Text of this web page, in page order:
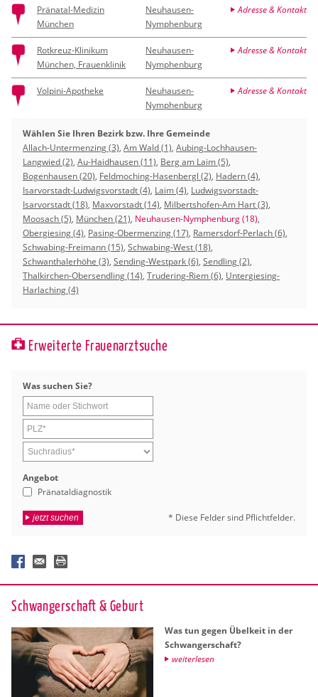
Pränatal-Medizin
München
Neuhausen-
Nymphenburg
Adresse & Kontakt
Rotkreuz-Klinikum
München, Frauenklinik
Neuhausen-
Nymphenburg
Adresse & Kontakt
Volpini-Apotheke
Neuhausen-
Nymphenburg
Adresse & Kontakt
Wählen Sie Ihren Bezirk bzw. Ihre Gemeinde
Allach-Untermenzing (3), Am Wald (1), Aubing-Lochhausen-
Langwied (2), Au-Haidhausen (11), Berg am Laim (5),
Bogenhausen (20), Feldmoching-Hasenbergl (2), Hadern (4),
Isarvorstadt-Ludwigsvorstadt (4), Laim (4), Ludwigsvorstadt-
Isarvorstadt (18), Maxvorstadt (14), Milbertshofen-Am Hart (3),
Moosach (5), München (21), Neuhausen-Nymphenburg (18),
Obergiesing (4), Pasing-Obermenzing (17), Ramersdorf-Perlach (6),
Schwabing-Freimann (15), Schwabing-West (18),
Schwanthalerhöhe (3), Sending-Westpark (6), Sendling (2),
Thalkirchen-Obersendling (14), Trudering-Riem (6), Untergiesing-
Harlaching (4)
Erweiterte Frauenarztsuche
Was su­chen Sie?
An­ge­bot
Pränataldiagnostik
jetzt suchen * Diese Fel­der sind Pflicht­fel­der.
Schwan­ger­schaft & Ge­burt
Was tun gegen Übel­keit in der
Schwan­ger­schaft?
wei­ter­le­sen